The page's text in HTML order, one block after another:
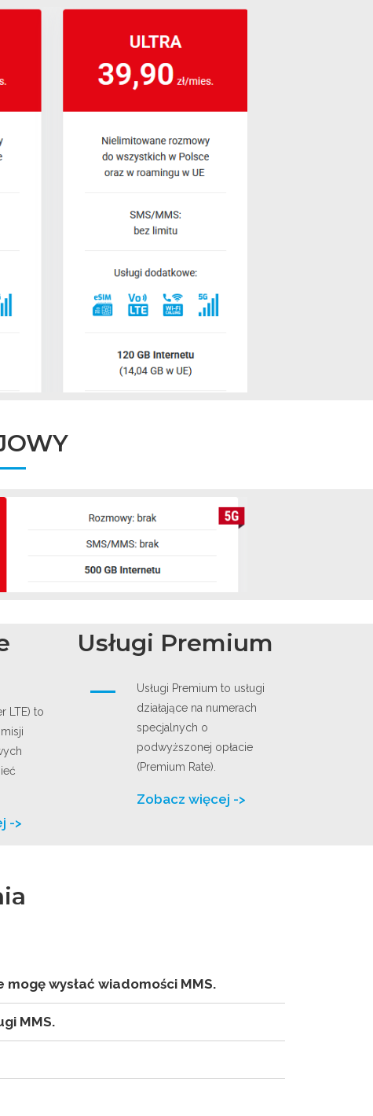
LTE) to
->
Usługi Premium
Usługi Premium to usługi
działające na numerach
specjalnych o
podwyższonej opłacie
(Premium Rate).
Zobacz więcej ->
wysłać wiadomości MMS.
MMS.